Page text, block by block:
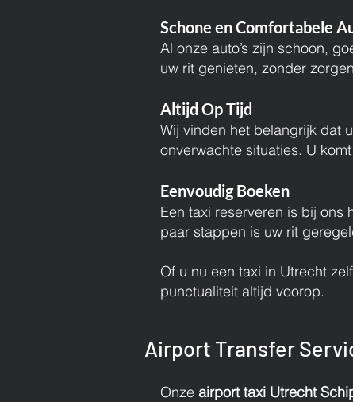
Schone en Comfortabele
Al onze auto’s zijn schoon,
uw rit genieten, zonder
Altijd Op Tijd
Wij vinden het belangrijk dat
onverwachte situaties. U
Eenvoudig Boeken
Een taxi reserveren is bij ons
paar stappen is uw rit
Of u nu een taxi in Utrecht
punctualiteit altijd voorop.
Airport Transfer
Onze airport taxi Utrecht